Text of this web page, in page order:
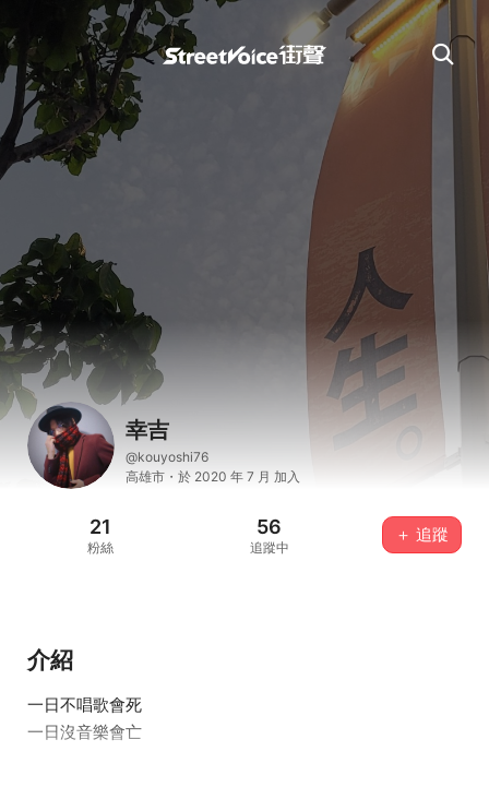
幸吉
@kouyoshi76
高雄市・於 2020 年 7 月 加入
21
粉絲
56
追蹤中
＋ 追蹤
介紹
一日不唱歌會死
一日沒音樂會亡